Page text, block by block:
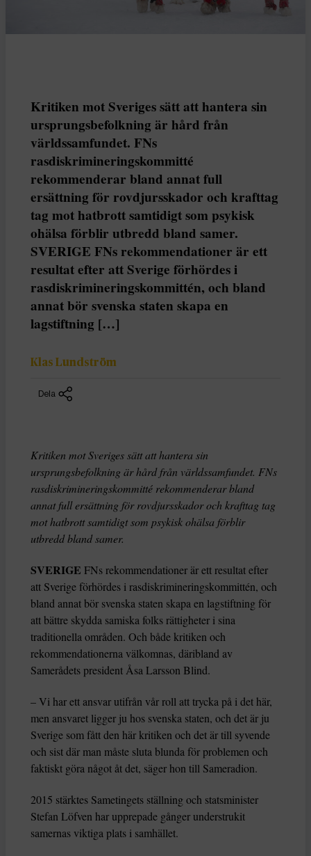
Kritiken mot Sveriges sätt att hantera sin
ursprungsbefolkning är hård från
världssamfundet. FNs
rasdiskrimineringskommitté
rekommenderar bland annat full
ersättning för rovdjursskador och krafttag
tag mot hatbrott samtidigt som psykisk
ohälsa förblir utbredd bland samer.
SVERIGE FNs rekommendationer är ett
resultat efter att Sverige förhördes i
rasdiskrimineringskommittén, och bland
annat bör svenska staten skapa en
lagstiftning […]
Klas Lundström
Dela
Kritiken mot Sveriges sätt att hantera sin
ursprungsbefolkning är hård från världssamfundet. FNs
rasdiskrimineringskommitté rekommenderar bland
annat full ersättning för rovdjursskador och krafttag tag
mot hatbrott samtidigt som psykisk ohälsa förblir
utbredd bland samer.
SVERIGE FNs rekommendationer är ett resultat efter
att Sverige förhördes i rasdiskrimineringskommittén, och
bland annat bör svenska staten skapa en lagstiftning för
att bättre skydda samiska folks rättigheter i sina
traditionella områden. Och både kritiken och
rekommendationerna välkomnas, däribland av
Samerådets president Åsa Larsson Blind.
– Vi har ett ansvar utifrån vår roll att trycka på i det här,
men ansvaret ligger ju hos svenska staten, och det är ju
Sverige som fått den här kritiken och det är till syvende
och sist där man måste sluta blunda för problemen och
faktiskt göra något åt det, säger hon till Sameradion.
2015 stärktes Sametingets ställning och statsminister
Stefan Löfven har upprepade gånger understrukit
samernas viktiga plats i samhället.